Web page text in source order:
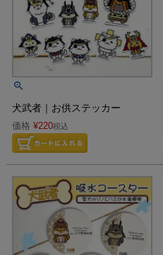
犬武者｜お供ステッカー
価格 ¥220税込